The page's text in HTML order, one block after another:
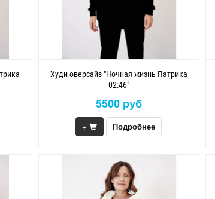
Худи оверсайз "Ночная жизнь Патрика
02:46"
5500 руб
+ Подробнее